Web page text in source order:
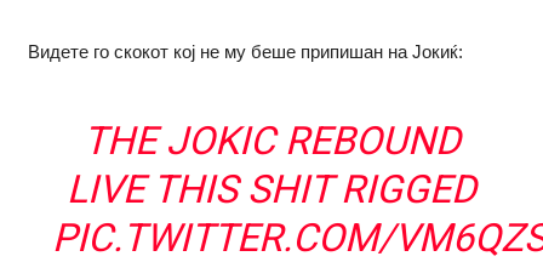
Видете го скокот кој не му беше припишан на Јокиќ:
THE JOKIC REBOUND
LIVE THIS SHIT RIGGED
PIC.TWITTER.COM/